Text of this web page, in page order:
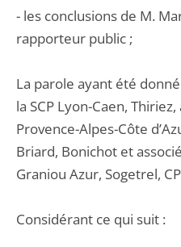
- les conclusions de M.
rapporteur public ;
La parole ayant été
la SCP Lyon-Caen,
Provence-Alpes-Côte
Briard, Bonichot et
Graniou Azur, Sogetrel,
Considérant ce qui suit :